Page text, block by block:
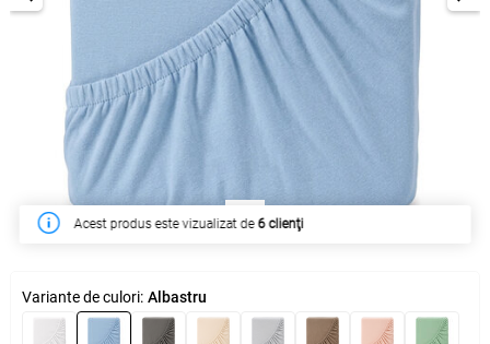
În săptămâna acesta a fost cumpărat de
Variante de culori: Albastru